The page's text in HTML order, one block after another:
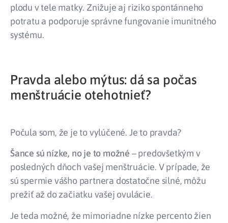
plodu v tele matky. Znižuje aj riziko spontánneho
potratu a podporuje správne fungovanie imunitného
systému.
Pravda alebo mýtus: dá sa počas
menštruácie otehotnieť?
Počula som, že je to vylúčené. Je to pravda?
Šance sú nízke, no je to možné – predovšetkým v
posledných dňoch vašej menštruácie. V prípade, že
sú spermie vášho partnera dostatočne silné, môžu
prežiť až do začiatku vašej ovulácie.
Je teda možné, že mimoriadne nízke percento žien